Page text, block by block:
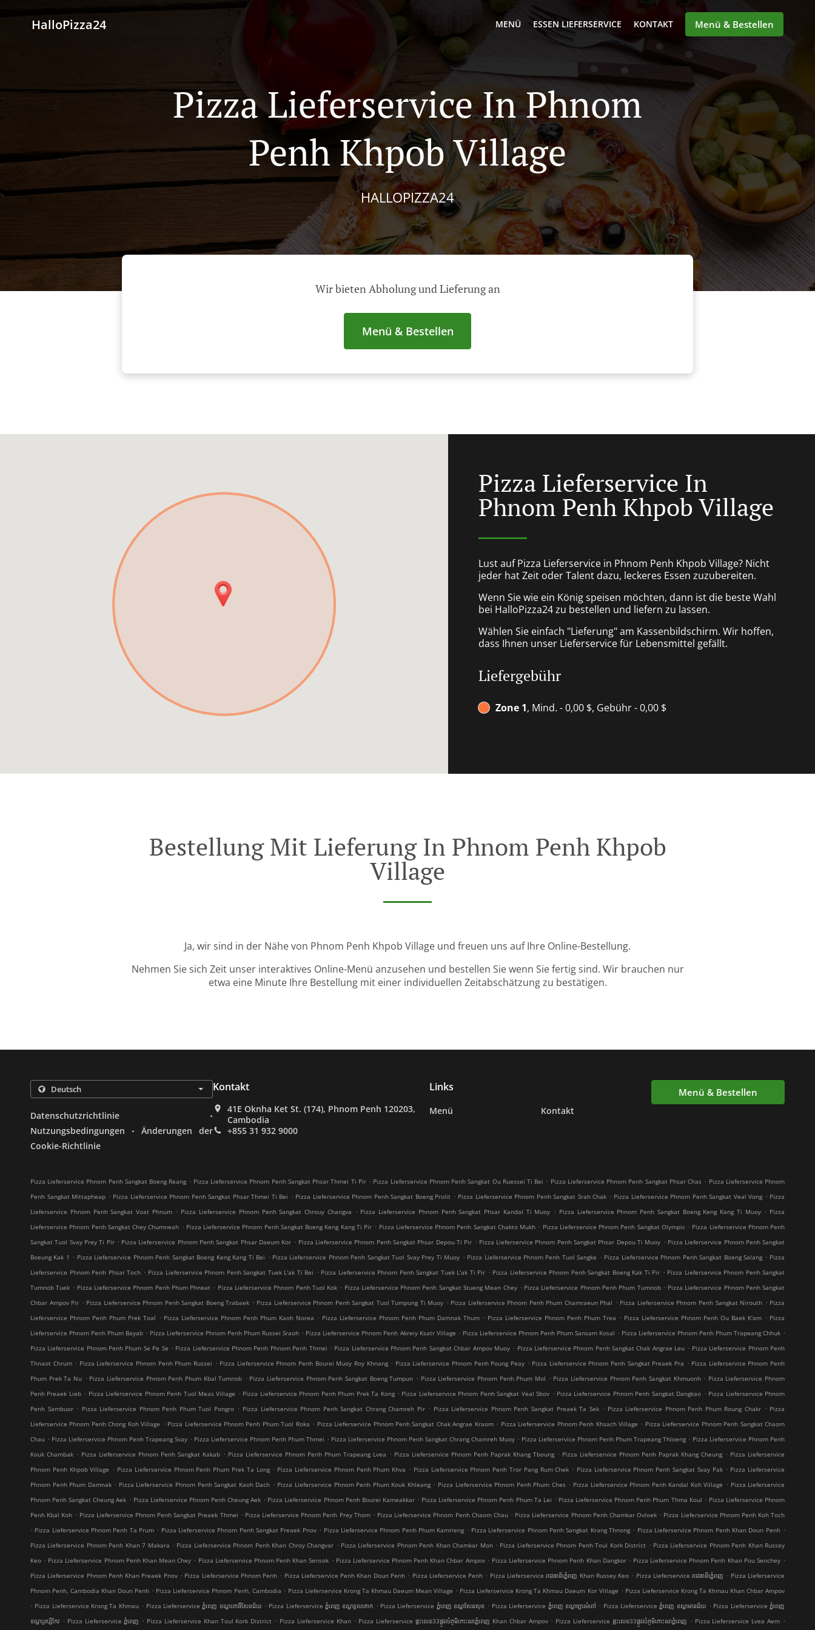
HalloPizza24 MENÜ ESSEN LIEFERSERVICE KONTAKT Menü & Bestellen
Pizza Lieferservice In Phnom
Penh Khpob Village
HALLOPIZZA24
Wir bieten Abholung und Lieferung an
Menü & Bestellen
Pizza Lieferservice In
Phnom Penh Khpob Village
Lust auf Pizza Lieferservice in Phnom Penh Khpob Village? Nicht
jeder hat Zeit oder Talent dazu, leckeres Essen zuzubereiten.
Wenn Sie wie ein König speisen möchten, dann ist die beste Wahl
bei HalloPizza24 zu bestellen und liefern zu lassen.
Wählen Sie einfach "Lieferung" am Kassenbildschirm. Wir hoffen,
dass Ihnen unser Lieferservice für Lebensmittel gefällt.
Liefergebühr
Zone 1, Mind. - 0,00 $, Gebühr - 0,00 $
Bestellung Mit Lieferung In Phnom Penh Khpob
Village
Ja, wir sind in der Nähe von Phnom Penh Khpob Village und freuen uns auf Ihre Online-Bestellung.
Nehmen Sie sich Zeit unser interaktives Online-Menü anzusehen und bestellen Sie wenn Sie fertig sind. Wir brauchen nur
etwa eine Minute Ihre Bestellung mit einer individuellen Zeitabschätzung zu bestätigen.
Datenschutzrichtlinie .
Nutzungsbedingungen .
Änderungen der
Cookie-Richtlinie
Kontakt
41E Oknha Ket St. (174), Phnom Penh 120203,
Cambodia
+855 31 932 9000
Links
Menü Kontakt
Menü & Bestellen
Pizza Lieferservice Phnom Penh Sangkat Boeng Reang . Pizza Lieferservice Phnom Penh Sangkat Phsar Thmei Ti Pir . Pizza Lieferservice Phnom Penh Sangkat Ou Ruessei Ti Bei . Pizza Lieferservice Phnom Penh Sangkat Phsar Chas . Pizza Lieferservice Phnom
Penh Sangkat Mittapheap . Pizza Lieferservice Phnom Penh Sangkat Phsar Thmei Ti Bei . Pizza Lieferservice Phnom Penh Sangkat Boeng Prolit . Pizza Lieferservice Phnom Penh Sangkat Srah Chak . Pizza Lieferservice Phnom Penh Sangkat Veal Vong . Pizza
Lieferservice Phnom Penh Sangkat Voat Phnum . Pizza Lieferservice Phnom Penh Sangkat Chrouy Changva . Pizza Lieferservice Phnom Penh Sangkat Phsar Kandal Ti Muoy . Pizza Lieferservice Phnom Penh Sangkat Boeng Keng Kang Ti Muoy . Pizza
Lieferservice Phnom Penh Sangkat Chey Chumneah . Pizza Lieferservice Phnom Penh Sangkat Boeng Keng Kang Ti Pir . Pizza Lieferservice Phnom Penh Sangkat Chakto Mukh . Pizza Lieferservice Phnom Penh Sangkat Olympic . Pizza Lieferservice Phnom Penh
Sangkat Tuol Svay Prey Ti Pir . Pizza Lieferservice Phnom Penh Sangkat Phsar Daeum Kor . Pizza Lieferservice Phnom Penh Sangkat Phsar Depou Ti Pir . Pizza Lieferservice Phnom Penh Sangkat Phsar Depou Ti Muoy . Pizza Lieferservice Phnom Penh Sangkat
Boeung Kak 1 . Pizza Lieferservice Phnom Penh Sangkat Boeng Keng Kang Ti Bei . Pizza Lieferservice Phnom Penh Sangkat Tuol Svay Prey Ti Muoy . Pizza Lieferservice Phnom Penh Tuol Sangke . Pizza Lieferservice Phnom Penh Sangkat Boeng Salang . Pizza
Lieferservice Phnom Penh Phsar Toch . Pizza Lieferservice Phnom Penh Sangkat Tuek L'ak Ti Bei . Pizza Lieferservice Phnom Penh Sangkat Tuek L'ak Ti Pir . Pizza Lieferservice Phnom Penh Sangkat Boeng Kak Ti Pir . Pizza Lieferservice Phnom Penh Sangkat
Tumnob Tuek . Pizza Lieferservice Phnom Penh Phum Phneat . Pizza Lieferservice Phnom Penh Tuol Kok . Pizza Lieferservice Phnom Penh Sangkat Stueng Mean Chey . Pizza Lieferservice Phnom Penh Phum Tumnob . Pizza Lieferservice Phnom Penh Sangkat
Chbar Ampov Pir . Pizza Lieferservice Phnom Penh Sangkat Boeng Trabaek . Pizza Lieferservice Phnom Penh Sangkat Tuol Tumpung Ti Muoy . Pizza Lieferservice Phnom Penh Phum Chamraeun Phal . Pizza Lieferservice Phnom Penh Sangkat Nirouth . Pizza
Lieferservice Phnom Penh Phum Prek Toal . Pizza Lieferservice Phnom Penh Phum Kaoh Norea . Pizza Lieferservice Phnom Penh Phum Damnak Thum . Pizza Lieferservice Phnom Penh Phum Trea . Pizza Lieferservice Phnom Penh Ou Baek K'am . Pizza
Lieferservice Phnom Penh Phum Bayab . Pizza Lieferservice Phnom Penh Phum Russei Sraoh . Pizza Lieferservice Phnom Penh Akreiy Ksatr Village . Pizza Lieferservice Phnom Penh Phum Sansam Kosal . Pizza Lieferservice Phnom Penh Phum Trapeang Chhuk .
Pizza Lieferservice Phnom Penh Phum Se Pe Se . Pizza Lieferservice Phnom Penh Phnom Penh Thmei . Pizza Lieferservice Phnom Penh Sangkat Chbar Ampov Muoy . Pizza Lieferservice Phnom Penh Sangkat Chak Angrae Leu . Pizza Lieferservice Phnom Penh
Thnaot Chrum . Pizza Lieferservice Phnom Penh Phum Russei . Pizza Lieferservice Phnom Penh Bourei Muoy Roy Khnang . Pizza Lieferservice Phnom Penh Poung Peay . Pizza Lieferservice Phnom Penh Sangkat Preaek Pra . Pizza Lieferservice Phnom Penh
Phum Prek Ta Nu . Pizza Lieferservice Phnom Penh Phum Kbal Tumnob . Pizza Lieferservice Phnom Penh Sangkat Boeng Tumpun . Pizza Lieferservice Phnom Penh Phum Mol . Pizza Lieferservice Phnom Penh Sangkat Khmuonh . Pizza Lieferservice Phnom
Penh Preaek Lieb . Pizza Lieferservice Phnom Penh Tuol Meas Village . Pizza Lieferservice Phnom Penh Phum Prek Ta Kong . Pizza Lieferservice Phnom Penh Sangkat Veal Sbov . Pizza Lieferservice Phnom Penh Sangkat Dangkao . Pizza Lieferservice Phnom
Penh Sambuor . Pizza Lieferservice Phnom Penh Phum Tuol Pongro . Pizza Lieferservice Phnom Penh Sangkat Chrang Chamreh Pir . Pizza Lieferservice Phnom Penh Sangkat Preaek Ta Sek . Pizza Lieferservice Phnom Penh Phum Roung Chakr . Pizza
Lieferservice Phnom Penh Chong Koh Village . Pizza Lieferservice Phnom Penh Phum Tuol Roka . Pizza Lieferservice Phnom Penh Sangkat Chak Angrae Kraom . Pizza Lieferservice Phnom Penh Khsach Village . Pizza Lieferservice Phnom Penh Sangkat Chaom
Chau . Pizza Lieferservice Phnom Penh Trapeang Svay . Pizza Lieferservice Phnom Penh Phum Thmei . Pizza Lieferservice Phnom Penh Sangkat Chrang Chamreh Muoy . Pizza Lieferservice Phnom Penh Phum Trapeang Thloeng . Pizza Lieferservice Phnom Penh
Kouk Chambak . Pizza Lieferservice Phnom Penh Sangkat Kakab . Pizza Lieferservice Phnom Penh Phum Trapeang Lvea . Pizza Lieferservice Phnom Penh Paprak Khang Tboung . Pizza Lieferservice Phnom Penh Paprak Khang Cheung . Pizza Lieferservice
Phnom Penh Khpob Village . Pizza Lieferservice Phnom Penh Phum Prek Ta Long . Pizza Lieferservice Phnom Penh Phum Khva . Pizza Lieferservice Phnom Penh Tror Pang Rum Chek . Pizza Lieferservice Phnom Penh Sangkat Svay Pak . Pizza Lieferservice
Phnom Penh Phum Damnak . Pizza Lieferservice Phnom Penh Sangkat Kaoh Dach . Pizza Lieferservice Phnom Penh Phum Kouk Khleang . Pizza Lieferservice Phnom Penh Phum Ches . Pizza Lieferservice Phnom Penh Kandal Koh Village . Pizza Lieferservice
Phnom Penh Sangkat Cheung Aek . Pizza Lieferservice Phnom Penh Cheung Aek . Pizza Lieferservice Phnom Penh Bourei Kameakkar . Pizza Lieferservice Phnom Penh Phum Ta Lei . Pizza Lieferservice Phnom Penh Phum Thma Koul . Pizza Lieferservice Phnom
Penh Kbal Koh . Pizza Lieferservice Phnom Penh Sangkat Preaek Thmei . Pizza Lieferservice Phnom Penh Prey Thom . Pizza Lieferservice Phnom Penh Chaom Chau . Pizza Lieferservice Phnom Penh Chamkar Ovloek . Pizza Lieferservice Phnom Penh Koh Toch
. Pizza Lieferservice Phnom Penh Ta Prum . Pizza Lieferservice Phnom Penh Sangkat Preaek Pnov . Pizza Lieferservice Phnom Penh Phum Kamrieng . Pizza Lieferservice Phnom Penh Sangkat Krang Thnong . Pizza Lieferservice Phnom Penh Khan Doun Penh .
Pizza Lieferservice Phnom Penh Khan 7 Makara . Pizza Lieferservice Phnom Penh Khan Chroy Changvar . Pizza Lieferservice Phnom Penh Khan Chamkar Mon . Pizza Lieferservice Phnom Penh Toul Kork District . Pizza Lieferservice Phnom Penh Khan Russey
Keo . Pizza Lieferservice Phnom Penh Khan Mean Chey . Pizza Lieferservice Phnom Penh Khan Sensok . Pizza Lieferservice Phnom Penh Khan Chbar Ampov . Pizza Lieferservice Phnom Penh Khan Dangkor . Pizza Lieferservice Phnom Penh Khan Pou Senchey .
Pizza Lieferservice Phnom Penh Khan Preaek Pnov . Pizza Lieferservice Phnom Penh . Pizza Lieferservice Penh Khan Doun Penh . Pizza Lieferservice Penh . Pizza Lieferservice រាជធានីភ្នំេពញ Khan Russey Keo . Pizza Lieferservice រាជធានីភ្នំេពញ . Pizza Lieferservice
Phnom Penh, Cambodia Khan Doun Penh . Pizza Lieferservice Phnom Penh, Cambodia . Pizza Lieferservice Krong Ta Khmau Daeum Mean Village . Pizza Lieferservice Krong Ta Khmau Daeum Kor Village . Pizza Lieferservice Krong Ta Khmau Khan Chbar Ampov
. Pizza Lieferservice Krong Ta Khmau . Pizza Lieferservice ភ្នំពេញ ខណ្ឌ​ពោធិ៍សែនជ័យ . Pizza Lieferservice ភ្នំពេញ ខណ្ឌទួលគោក . Pizza Lieferservice ភ្នំពេញ ខណ្ឌ​សែនសុខ . Pizza Lieferservice ភ្នំពេញ ខណ្ឌច្បារអំពៅ . Pizza Lieferservice ភ្នំពេញ ខណ្ឌមានជ័យ . Pizza Lieferservice ភ្នំពេញ
ខណ្ឌ​ឫស្សីកែវ . Pizza Lieferservice ភ្នំពេញ . Pizza Lieferservice Khan Toul Kork District . Pizza Lieferservice Khan . Pizza Lieferservice ផ្ទះលេខ33ផ្លូវលំភូមិកោះនរាភ្នំពេញ Khan Chbar Ampov . Pizza Lieferservice ផ្ទះលេខ33ផ្លូវលំភូមិកោះនរាភ្នំពេញ . Pizza Lieferservice Lvea Aem .